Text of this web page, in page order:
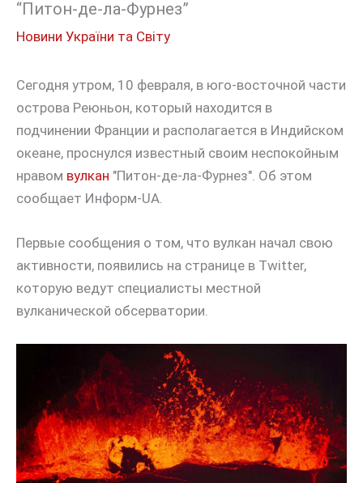
“Питон-де-ла-Фурнез”
Новини України та Світу
Сегодня утром, 10 февраля, в юго-восточной части
острова Реюньон, который находится в
подчинении Франции и располагается в Индийском
океане, проснулся известный своим неспокойным
нравом вулкан "Питон-де-ла-Фурнез". Об этом
сообщает Информ-UA.
Первые сообщения о том, что вулкан начал свою
активности, появились на странице в Twitter,
которую ведут специалисты местной
вулканической обсерватории.